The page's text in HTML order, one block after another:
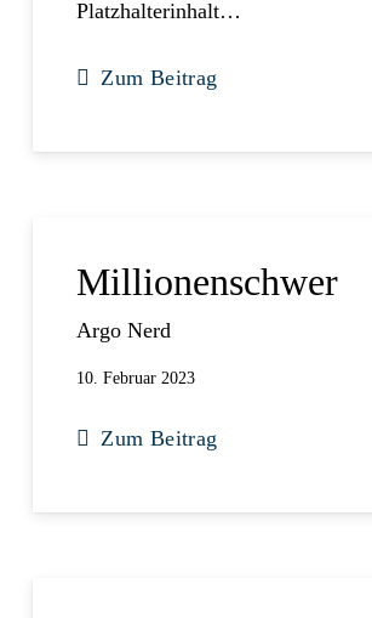
Platzhalterinhalt…
Zum Beitrag
Millionenschwer
Argo Nerd
10. Februar 2023
Zum Beitrag